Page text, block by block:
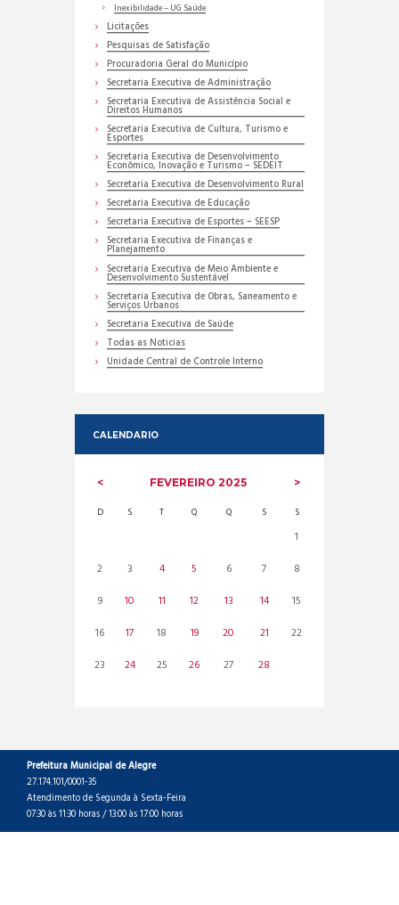
Inexibilidade – UG Saúde
Licitações
Pesquisas de Satisfação
Procuradoria Geral do Município
Secretaria Executiva de Administração
Secretaria Executiva de Assistência Social e
Direitos Humanos
Secretaria Executiva de Cultura, Turismo e
Esportes
Secretaria Executiva de Desenvolvimento
Econômico, Inovação e Turismo – SEDEIT
Secretaria Executiva de Desenvolvimento Rural
Secretaria Executiva de Educação
Secretaria Executiva de Esportes – SEESP
Secretaria Executiva de Finanças e
Planejamento
Secretaria Executiva de Meio Ambiente e
Desenvolvimento Sustentável
Secretaria Executiva de Obras, Saneamento e
Serviços Urbanos
Secretaria Executiva de Saúde
Todas as Noticias
Unidade Central de Controle Interno
CALENDARIO
FEVEREIRO 2025
D S T Q Q S S
1
2
3 4 5 6 7
8
9
10 11 12 13 14
15
16
17 18 19 20 21
22
23
24 25 26 27 28
Prefeitura Municipal de Alegre
27.174.101/0001-35
Atendimento de Segunda à Sexta-Feira
07:30 às 11:30 horas / 13:00 às 17:00 horas